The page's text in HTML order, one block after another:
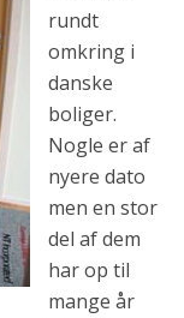
rundt
omkring i
danske
boliger.
Nogle er af
nyere dato
men en stor
del af dem
har op til
mange år